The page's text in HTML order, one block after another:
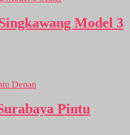
Model 3
Pintu